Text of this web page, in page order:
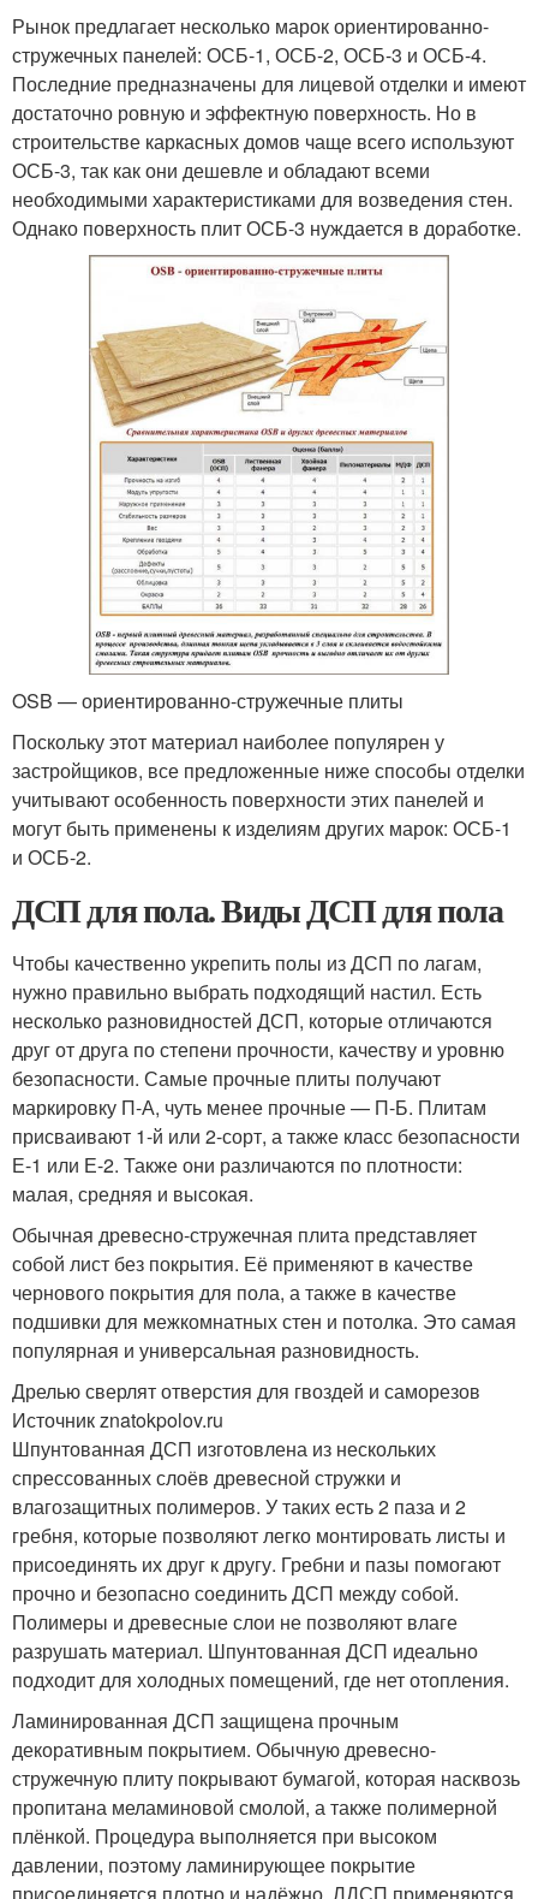
Рынок предлагает несколько марок ориентированно-
стружечных панелей: ОСБ-1, ОСБ-2, ОСБ-3 и ОСБ-4.
Последние предназначены для лицевой отделки и имеют
достаточно ровную и эффектную поверхность. Но в
строительстве каркасных домов чаще всего используют
ОСБ-3, так как они дешевле и обладают всеми
необходимыми характеристиками для возведения стен.
Однако поверхность плит ОСБ-3 нуждается в доработке.
OSB — ориентированно-стружечные плиты
Поскольку этот материал наиболее популярен у
застройщиков, все предложенные ниже способы отделки
учитывают особенность поверхности этих панелей и
могут быть применены к изделиям других марок: ОСБ-1
и ОСБ-2.
ДСП для пола. Виды ДСП для пола
Чтобы качественно укрепить полы из ДСП по лагам,
нужно правильно выбрать подходящий настил. Есть
несколько разновидностей ДСП, которые отличаются
друг от друга по степени прочности, качеству и уровню
безопасности. Самые прочные плиты получают
маркировку П-А, чуть менее прочные — П-Б. Плитам
присваивают 1-й или 2-сорт, а также класс безопасности
Е-1 или Е-2. Также они различаются по плотности:
малая, средняя и высокая.
Обычная древесно-стружечная плита представляет
собой лист без покрытия. Её применяют в качестве
чернового покрытия для пола, а также в качестве
подшивки для межкомнатных стен и потолка. Это самая
популярная и универсальная разновидность.
Дрелью сверлят отверстия для гвоздей и саморезов
Источник znatokpolov.ru
Шпунтованная ДСП изготовлена из нескольких
спрессованных слоёв древесной стружки и
влагозащитных полимеров. У таких есть 2 паза и 2
гребня, которые позволяют легко монтировать листы и
присоединять их друг к другу. Гребни и пазы помогают
прочно и безопасно соединить ДСП между собой.
Полимеры и древесные слои не позволяют влаге
разрушать материал. Шпунтованная ДСП идеально
подходит для холодных помещений, где нет отопления.
Ламинированная ДСП защищена прочным
декоративным покрытием. Обычную древесно-
стружечную плиту покрывают бумагой, которая насквозь
пропитана меламиновой смолой, а также полимерной
плёнкой. Процедура выполняется при высоком
давлении, поэтому ламинирующее покрытие
присоединяется плотно и надёжно. ЛДСП применяются